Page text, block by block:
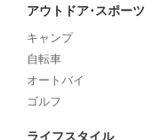
アウトドア･スポーツ
キャンプ
自転車
オートバイ
ゴルフ
ライフスタイル